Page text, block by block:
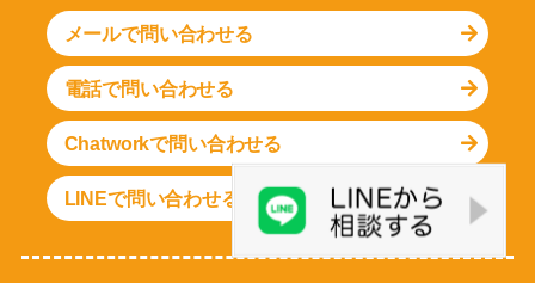
メールで問い合わせる
電話で問い合わせる
Chatworkで問い合わせる
LINEで問い合わせる